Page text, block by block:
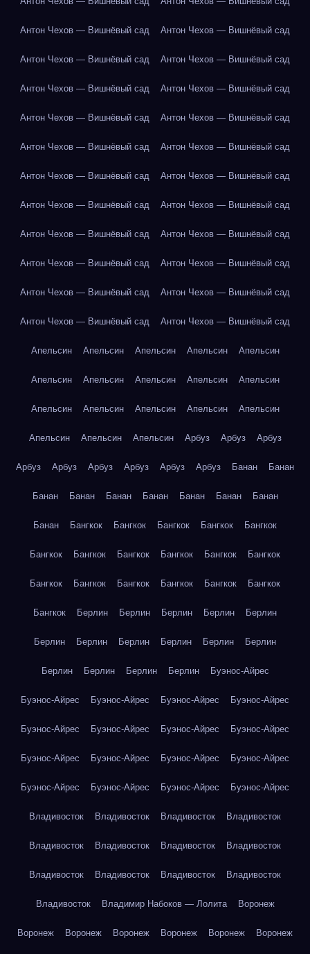
Антон Чехов — Вишнёвый сад Антон Чехов — Вишнёвый сад
Антон Чехов — Вишнёвый сад Антон Чехов — Вишнёвый сад
Антон Чехов — Вишнёвый сад Антон Чехов — Вишнёвый сад
Антон Чехов — Вишнёвый сад Антон Чехов — Вишнёвый сад
Антон Чехов — Вишнёвый сад Антон Чехов — Вишнёвый сад
Антон Чехов — Вишнёвый сад Антон Чехов — Вишнёвый сад
Антон Чехов — Вишнёвый сад Антон Чехов — Вишнёвый сад
Антон Чехов — Вишнёвый сад Антон Чехов — Вишнёвый сад
Антон Чехов — Вишнёвый сад Антон Чехов — Вишнёвый сад
Антон Чехов — Вишнёвый сад Антон Чехов — Вишнёвый сад
Антон Чехов — Вишнёвый сад Антон Чехов — Вишнёвый сад
Апельсин Апельсин Апельсин Апельсин Апельсин
Апельсин Апельсин Апельсин Апельсин Апельсин
Апельсин Апельсин Апельсин Апельсин Апельсин
Апельсин Апельсин Апельсин Арбуз Арбуз Арбуз
Арбуз Арбуз Арбуз Арбуз Арбуз Арбуз Банан Банан
Банан Банан Банан Банан Банан Банан Банан
Банан Бангкок Бангкок Бангкок Бангкок Бангкок
Бангкок Бангкок Бангкок Бангкок Бангкок Бангкок
Бангкок Бангкок Бангкок Бангкок Бангкок Бангкок
Бангкок Берлин Берлин Берлин Берлин Берлин
Берлин Берлин Берлин Берлин Берлин Берлин
Берлин Берлин Берлин Берлин Буэнос-Айрес
Буэнос-Айрес Буэнос-Айрес Буэнос-Айрес Буэнос-Айрес
Буэнос-Айрес Буэнос-Айрес Буэнос-Айрес Буэнос-Айрес
Буэнос-Айрес Буэнос-Айрес Буэнос-Айрес Буэнос-Айрес
Буэнос-Айрес Буэнос-Айрес Буэнос-Айрес Буэнос-Айрес
Владивосток Владивосток Владивосток Владивосток
Владивосток Владивосток Владивосток Владивосток
Владивосток Владивосток Владивосток Владивосток
Владивосток Владимир Набоков — Лолита Воронеж
Воронеж Воронеж Воронеж Воронеж Воронеж Воронеж